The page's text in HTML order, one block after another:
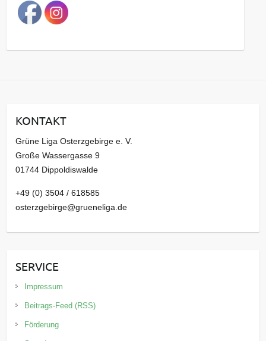
a
g
a
v
KONTAKT
Grüne Liga Osterzgebirge e. V.
Große Wassergasse 9
01744 Dippoldiswalde
+49 (0) 3504 / 618585
osterzgebirge@grueneliga.de
SERVICE
Impressum
Beitrags-Feed (RSS)
Förderung